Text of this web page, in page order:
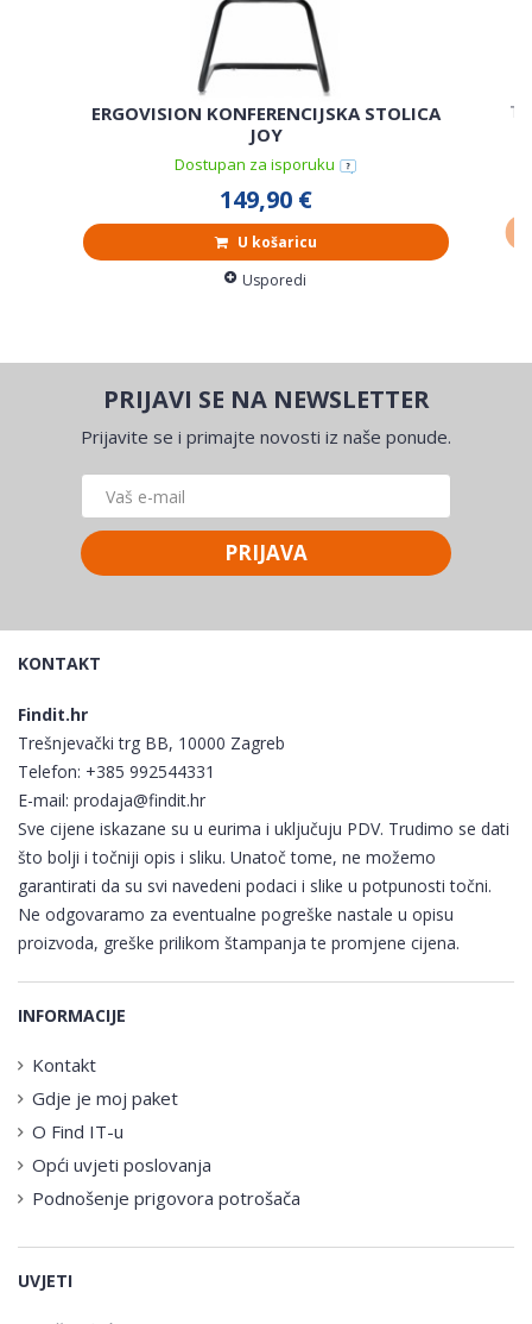
ERGOVISION KONFERENCIJSKA STOLICA
JOY
Dostupan za isporuku
149,90 €
U košaricu
Usporedi
PRIJAVI SE NA NEWSLETTER
Prijavite se i primajte novosti iz naše ponude.
PRIJAVA
KONTAKT
Findit.hr
Trešnjevački trg BB, 10000 Zagreb
Telefon: +385 992544331
E-mail: prodaja@findit.hr
Sve cijene iskazane su u eurima i uključuju PDV. Trudimo se dati
što bolji i točniji opis i sliku. Unatoč tome, ne možemo
garantirati da su svi navedeni podaci i slike u potpunosti točni.
Ne odgovaramo za eventualne pogreške nastale u opisu
proizvoda, greške prilikom štampanja te promjene cijena.
INFORMACIJE
Kontakt
Gdje je moj paket
O Find IT-u
Opći uvjeti poslovanja
Podnošenje prigovora potrošača
UVJETI